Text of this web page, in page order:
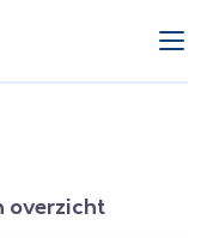
overzicht